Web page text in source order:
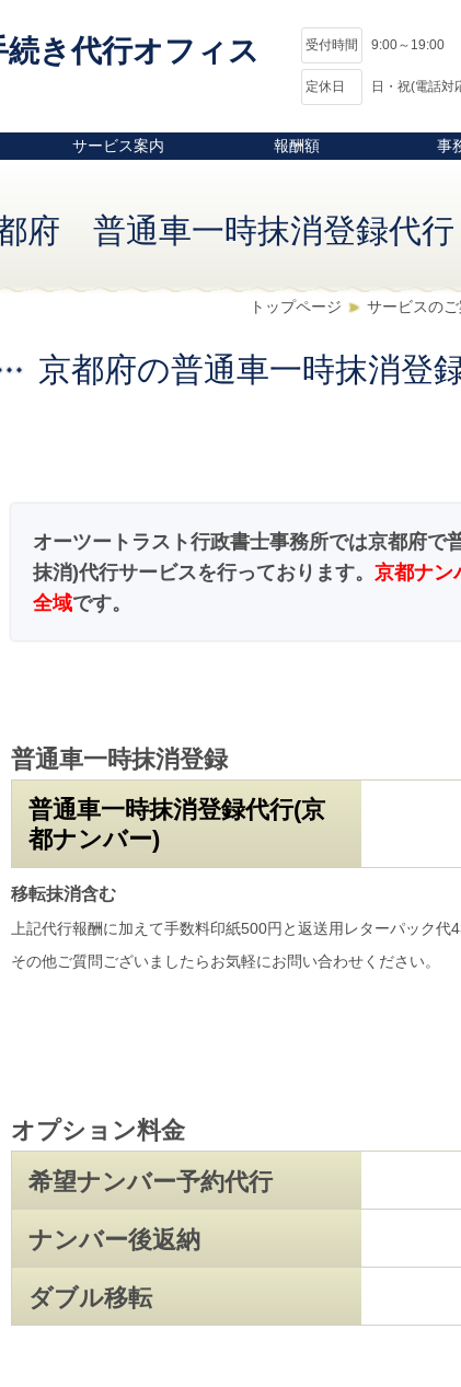
き代行オフィス 受付時間 9:00～19:00
定休日 日・祝(電話対
サービス案内 報酬額 事
府 普通車一時抹消登録代行
トップページ サービスの
京都府の普通車一時抹消登
オーツートラスト行政書士事務所では京都府で
抹消)代行サービスを行っております。 京都ナン
全域です。
普通車一時抹消登録
普通車一時抹消登録代行(京
都ナンバー)
移転抹消含む
上記代行報酬に加えて手数料印紙500円と返送用レターパック代
その他ご質問ございましたらお気軽にお問い合わせください。
オプション料金
希望ナンバー予約代行
ナンバー後返納
ダブル移転